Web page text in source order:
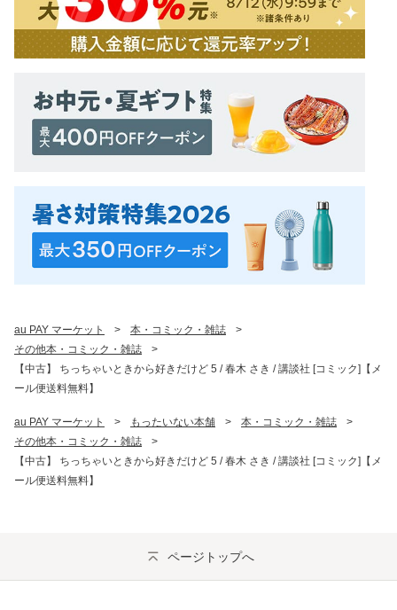
au PAY マーケット > 本・コミック・雑誌
>
その他本・コミック・雑誌
>
【中古】 ちっちゃいときから好きだけど 5 / 春木 さき / 講談社 [コミック]【メ
ール便送料無料】
au PAY マーケット > もったいない本舗 > 本・コミック・雑誌
>
その他本・コミック・雑誌
>
【中古】 ちっちゃいときから好きだけど 5 / 春木 さき / 講談社 [コミック]【メ
ール便送料無料】
ページトップへ